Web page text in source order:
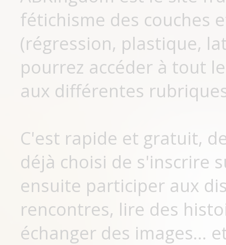
fétichisme des couches
(régression, plastique,
pourrez accéder à tout
aux différentes
C'est rapide et gratuit,
déjà choisi de s'inscrire
ensuite participer aux
rencontres, lire des
échanger des images...